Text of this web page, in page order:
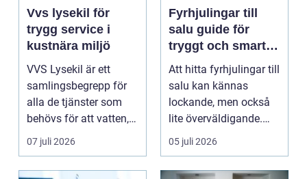
Vvs lysekil för
trygg service i
kustnära miljö
VVS Lysekil är ett
samlingsbegrepp för
alla de tjänster som
behövs för att vatten,
värme och avlopp ...
07 juli 2026
Fyrhjulingar till
salu guide för
tryggt och smart
köp
Att hitta fyrhjulingar till
salu kan kännas
lockande, men också
lite överväldigande.
Utbudet är stor...
05 juli 2026